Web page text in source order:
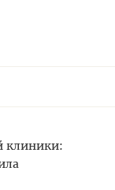
клиники: